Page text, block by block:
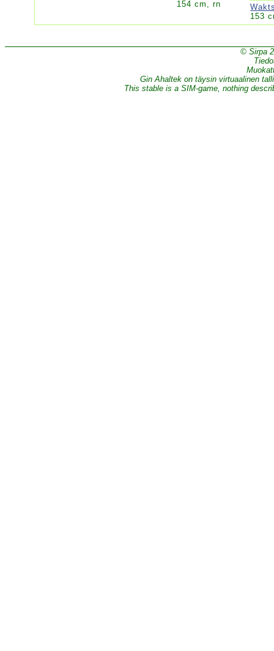
154 cm, rn
153
© Sirpa
Gin Ahaltek on täysin virtuaalinen
This stable is a SIM-game, nothing